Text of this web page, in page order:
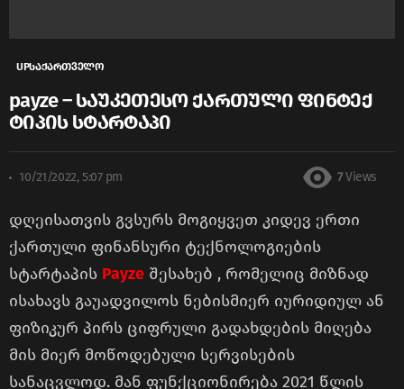
UPსაქართველო
payze – საუკეთესო ქართული ფინტექ
ტიპის სტარტაპი
10/21/2022, 5:07 pm 7 Views
დღეისათვის გვსურს მოგიყვეთ კიდევ ერთი
ქართული ფინანსური ტექნოლოგიების
სტარტაპის Payze შესახებ , რომელიც მიზნად
ისახავს გაუადვილოს ნებისმიერ იურიდიულ ან
ფიზიკურ პირს ციფრული გადახდების მიღება
მის მიერ მოწოდებული სერვისების
სანაცვლოდ. მან ფუნქციონირება 2021 წლის